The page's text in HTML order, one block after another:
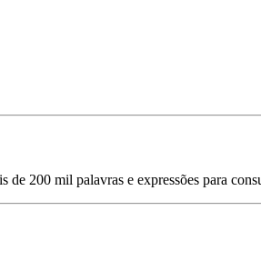
200 mil palavras e expressões para